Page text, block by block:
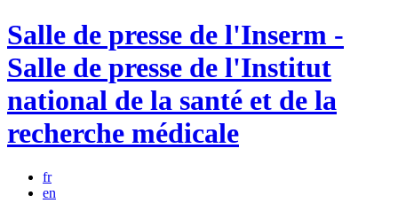
Salle de presse de l'Inserm -
Salle de presse de l'Institut
national de la santé et de la
recherche médicale
fr
en